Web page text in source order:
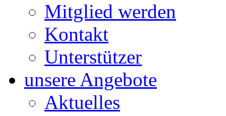
Mitglied werden
Kontakt
Unterstützer
unsere Angebote
Aktuelles